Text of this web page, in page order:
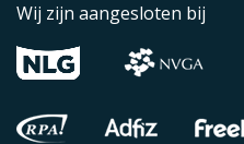
Wij zijn aangesloten bij